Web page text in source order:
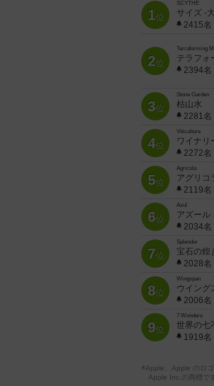
1位
SCYTHE
サイズ -
2415名
2位
Terraforming
テラフォ
2394名
3位
Stone Garden
枯山水
2281名
4位
Viticulture
ワイナリ
2272名
5位
Agricola
アグリコ
2119名
6位
Azul
アズール
2034名
7位
Splendor
宝石の煌
2028名
8位
Wingspan
ウイング
2006名
9位
7 Wonders
世界の七
1919名
※Apple、Apple のロ
Apple Inc.の商標で